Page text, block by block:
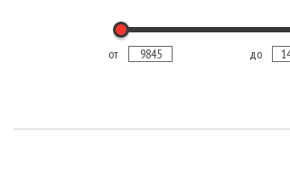
от до